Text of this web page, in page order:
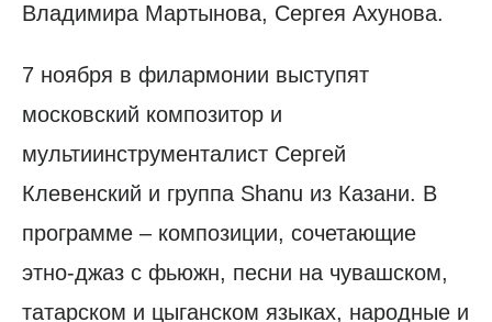
Владимира Мартынова, Сергея Ахунова.
7 ноября в филармонии выступят
московский композитор и
мультиинструменталист Сергей
Клевенский и группа Shanu из Казани. В
программе – композиции, сочетающие
этно-джаз с фьюжн, песни на чувашском,
татарском и цыганском языках, народные и